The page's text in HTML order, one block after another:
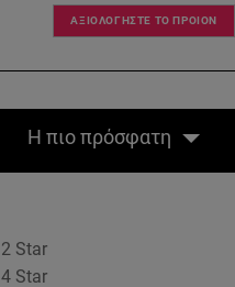
ΑΞΙΟΛΟΓΗΣΤΕ ΤΟ ΠΡΟΙΟΝ
Η πιο πρόσφατη
2 Star
4 Star